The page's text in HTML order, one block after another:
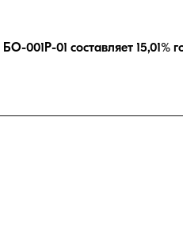
БО-001Р-01 составляет 15,01%